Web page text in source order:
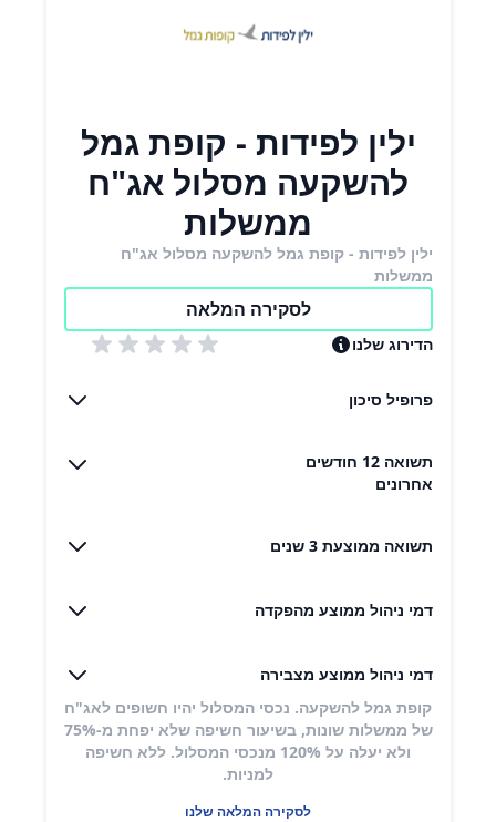
ילין לפידות - קופת גמל
להשקעה מסלול אג"ח
ממשלות
ילין לפידות - קופת גמל להשקעה מסלול אג"ח
ממשלות
לסקירה המלאה
הדירוג שלנו
פרופיל סיכון
תשואה 12 חודשים
אחרונים
תשואה ממוצעת 3 שנים
דמי ניהול ממוצע מהפקדה
דמי ניהול ממוצע מצבירה
קופת גמל להשקעה. נכסי המסלול יהיו חשופים לאג"ח
של ממשלות שונות, בשיעור חשיפה שלא יפחת מ-75%
ולא יעלה על 120% מנכסי המסלול. ללא חשיפה
למניות.
לסקירה המלאה שלנו